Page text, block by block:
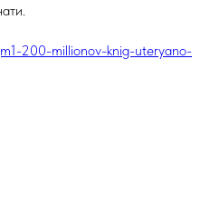
200-millionov-knig-uteryano-